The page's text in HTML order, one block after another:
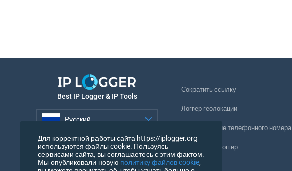
Best IP Logger & IP Tools
Русский
Русский
Сократить ссылку
Логгер геолокации
Отслеживание телефонного номера
Невидимый логгер
Проверка URL
Для корректной работы сайта https://iplogger.org
используются файлы cookie. Пользуясь
сервисами сайта, вы соглашаетесь с этим фактом.
Мы опубликовали новую политику файлов cookie,